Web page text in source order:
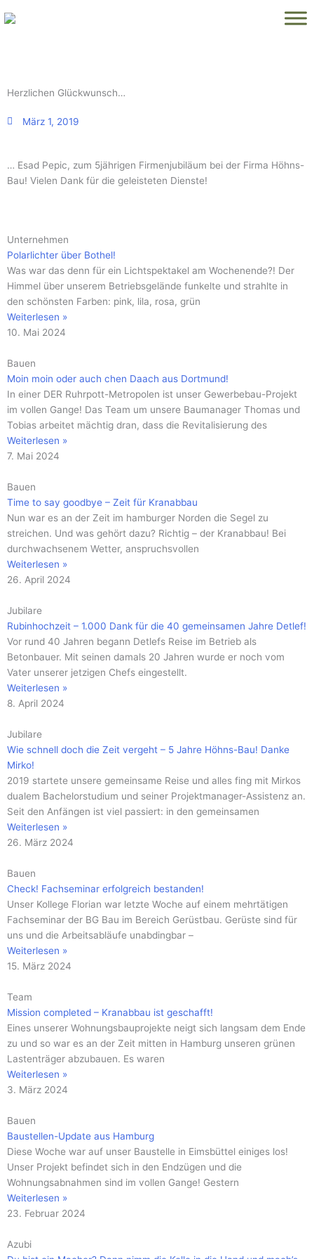
Inhalt
Herzlichen Glückwunsch…
März 1, 2019
… Esad Pepic, zum 5jährigen Firmenjubiläum bei der Firma Höhns-
Bau! Vielen Dank für die geleisteten Dienste!
Unternehmen
Polarlichter über Bothel!
Was war das denn für ein Lichtspektakel am Wochenende?! Der
Himmel über unserem Betriebsgelände funkelte und strahlte in
den schönsten Farben: pink, lila, rosa, grün
Weiterlesen »
10. Mai 2024
Bauen
Moin moin oder auch chen Daach aus Dortmund!
In einer DER Ruhrpott-Metropolen ist unser Gewerbebau-Projekt
im vollen Gange! Das Team um unsere Baumanager Thomas und
Tobias arbeitet mächtig dran, dass die Revitalisierung des
Weiterlesen »
7. Mai 2024
Bauen
Time to say goodbye – Zeit für Kranabbau
Nun war es an der Zeit im hamburger Norden die Segel zu
streichen. Und was gehört dazu? Richtig – der Kranabbau! Bei
durchwachsenem Wetter, anspruchsvollen
Weiterlesen »
26. April 2024
Jubilare
Rubinhochzeit – 1.000 Dank für die 40 gemeinsamen Jahre Detlef!
Vor rund 40 Jahren begann Detlefs Reise im Betrieb als
Betonbauer. Mit seinen damals 20 Jahren wurde er noch vom
Vater unserer jetzigen Chefs eingestellt.
Weiterlesen »
8. April 2024
Jubilare
Wie schnell doch die Zeit vergeht – 5 Jahre Höhns-Bau! Danke
Mirko!
2019 startete unsere gemeinsame Reise und alles fing mit Mirkos
dualem Bachelorstudium und seiner Projektmanager-Assistenz an.
Seit den Anfängen ist viel passiert: in den gemeinsamen
Weiterlesen »
26. März 2024
Bauen
Check! Fachseminar erfolgreich bestanden!
Unser Kollege Florian war letzte Woche auf einem mehrtätigen
Fachseminar der BG Bau im Bereich Gerüstbau. Gerüste sind für
uns und die Arbeitsabläufe unabdingbar –
Weiterlesen »
15. März 2024
Team
Mission completed – Kranabbau ist geschafft!
Eines unserer Wohnungsbauprojekte neigt sich langsam dem Ende
zu und so war es an der Zeit mitten in Hamburg unseren grünen
Lastenträger abzubauen. Es waren
Weiterlesen »
3. März 2024
Bauen
Baustellen-Update aus Hamburg
Diese Woche war auf unser Baustelle in Eimsbüttel einiges los!
Unser Projekt befindet sich in den Endzügen und die
Wohnungsabnahmen sind im vollen Gange! Gestern
Weiterlesen »
23. Februar 2024
Azubi